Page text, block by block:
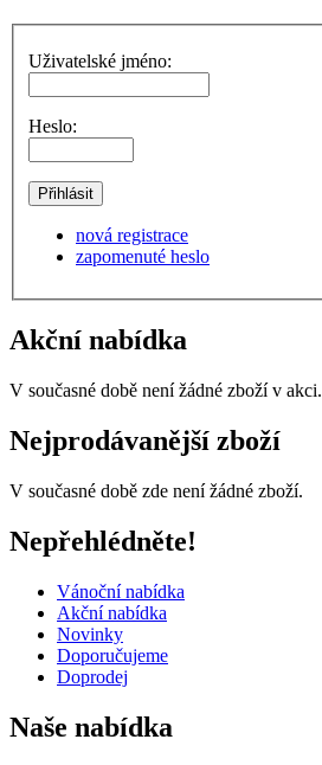
Uživatelské jméno:
Heslo:
nová registrace
zapomenuté heslo
Akční nabídka
V současné době není žádné zboží v akci.
Nejprodávanější zboží
V současné době zde není žádné zboží.
Nepřehlédněte!
Vánoční nabídka
Akční nabídka
Novinky
Doporučujeme
Doprodej
Naše nabídka